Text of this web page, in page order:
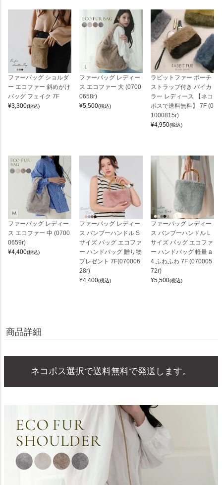
ファーバッグ ショルダ
ー エコファー 斜めがけ
バッグ フェイク 7F
¥3,300(税込)
ファーバッグ レディー
ス エコファー 大 (0700
0658r)
¥5,500(税込)
ラビットファー ポーチ
ストラップ付き バイカ
ラー レディース 【ネコ
ポスで送料無料】 7F (0
1000815r)
¥4,950(税込)
ファーバッグ レディー
ス エコファー 中 (0700
0659r)
¥4,400(税込)
ファーバッグ レディー
ス バンブーハンドル S
サイズ バッグ エコファ
ー ハンドバッグ 贈り物
プレゼント 7F(070006
28r)
¥4,400(税込)
ファーバッグ レディー
ス バンブーハンドル L
サイズ バッグ エコファ
ー ハンドバッグ 軽量 a
4 ふわふわ 7F (070005
72r)
¥5,500(税込)
商品詳細
ネコポス選択で送料無料で発送します。